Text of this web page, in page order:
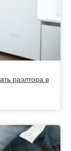
раэлтора в